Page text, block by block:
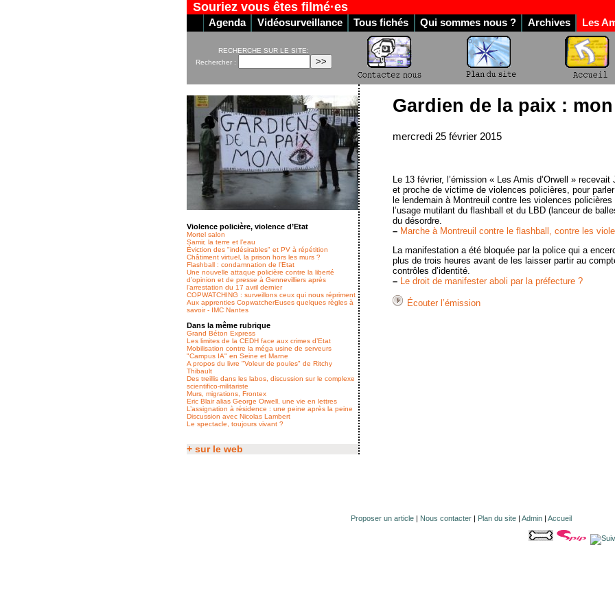
Souriez vous êtes filmé·es
Agenda Vidéosurveillance Tous fichés Qui sommes nous ? Archives Les
RECHERCHE SUR LE SITE:
Rechercher :
Gardien de la paix :
mercredi 25 février 2015
Le 13 février, l’émission « Les Amis d’Orwell »
et proche de victime de violences policières, pour
le lendemain à Montreuil contre les violences
l’usage mutilant du flashball et du LBD (lanceur de
du désordre.
– Marche à Montreuil contre le flashball, contre les
La manifestation a été bloquée par la police qui a
plus de trois heures avant de les laisser partir au
contrôles d’identité.
– Le droit de manifester aboli par la préfecture ?
Écouter l’émission
Violence policière, violence d’Etat
Mortel salon
Samir, la terre et l’eau
Éviction des "indésirables" et PV à répétition
Châtiment virtuel, la prison hors les murs ?
Flashball : condamnation de l’Etat
Une nouvelle attaque policière contre la liberté
d’opinion et de presse à Gennevilliers après
l’arrestation du 17 avril dernier
COPWATCHING : surveillons ceux qui nous répriment
Aux apprenties CopwatcherEuses quelques règles à
savoir - IMC Nantes
Dans la même rubrique
Grand Béton Express
Les limites de la CEDH face aux crimes d’Etat
Mobilisation contre la méga usine de serveurs
"Campus IA" en Seine et Marne
A propos du livre "Voleur de poules" de Ritchy
Thibault
Des treillis dans les labos, discussion sur le complexe
scientifico-militariste
Murs, migrations, Frontex
Eric Blair alias George Orwell, une vie en lettres
L’assignation à résidence : une peine après la peine
Discussion avec Nicolas Lambert
Le spectacle, toujours vivant ?
+ sur le web
Proposer un article Nous contacter Plan du site Admin Accueil